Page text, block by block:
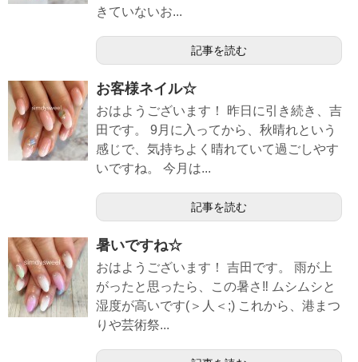
きていないお...
記事を読む
お客様ネイル☆
おはようございます！ 昨日に引き続き、吉
田です。 9月に入ってから、秋晴れという
感じで、気持ちよく晴れていて過ごしやす
いですね。 今月は...
記事を読む
暑いですね☆
おはようございます！ 吉田です。 雨が上
がったと思ったら、この暑さ‼︎ ムシムシと
湿度が高いです(＞人＜;) これから、港まつ
りや芸術祭...